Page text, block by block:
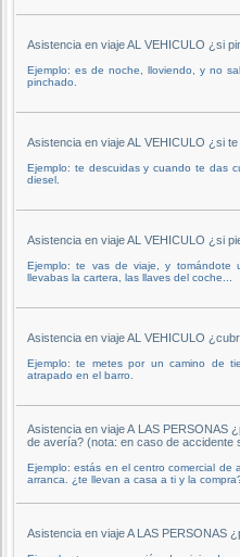
Asistencia en viaje AL VEHICULO ¿si
Ejemplo: es de noche, lloviendo, y no
pinchado.
Asistencia en viaje AL VEHICULO ¿si
Ejemplo: te descuidas y cuando te das
diesel.
Asistencia en viaje AL VEHICULO ¿si
Ejemplo: te vas de viaje, y
llevabas la cartera, las llaves del coche...
Asistencia en viaje AL VEHICULO
Ejemplo: te metes por un camino de
atrapado en el barro.
Asistencia en viaje A LAS PERSONAS
de avería? (nota: en caso de accidente
Ejemplo: estás en el centro comercial
arranca. ¿te llevan a casa a ti y la
Asistencia en viaje A LAS PERSONAS